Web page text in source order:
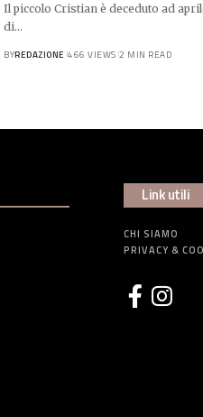
Il piccolo Cristian è deceduto ad
di…
BYREDAZIONE 466 VIEWS 2 MIN READ
Link utili
CHI SIAMO
PRIVACY &